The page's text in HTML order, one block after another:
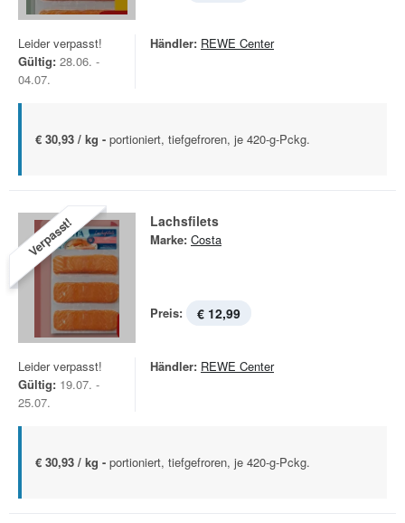
Leider verpasst!
Gültig: 28.06. -
04.07.
Händler: REWE Center
€ 30,93 / kg - portioniert, tiefgefroren, je 420-g-Pckg.
Verpasst! Lachsfilets
Marke: Costa
Preis: € 12,99
Leider verpasst!
Gültig: 19.07. -
25.07.
Händler: REWE Center
€ 30,93 / kg - portioniert, tiefgefroren, je 420-g-Pckg.